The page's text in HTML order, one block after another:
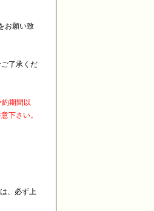
お願い致
了承くだ
期間以
下さい。
、必ず上